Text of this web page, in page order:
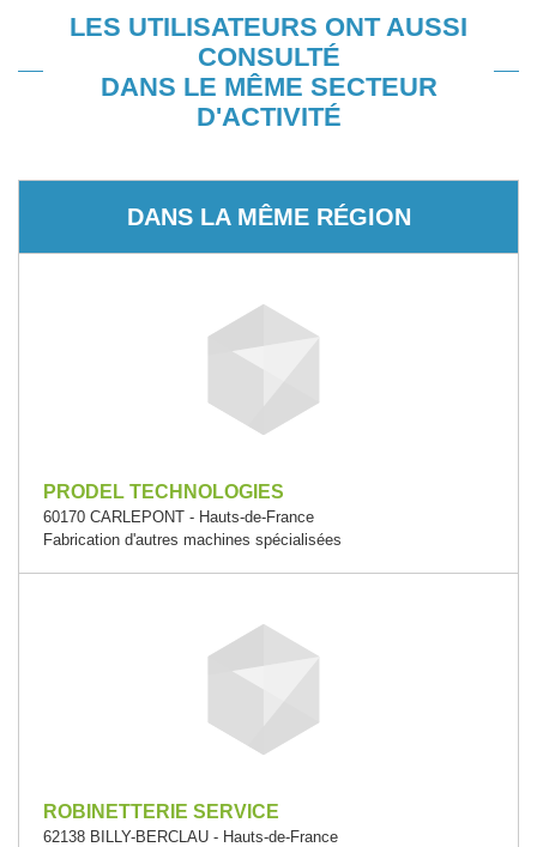
LES UTILISATEURS ONT AUSSI
CONSULTÉ
DANS LE MÊME SECTEUR
D'ACTIVITÉ
DANS LA MÊME RÉGION
PRODEL TECHNOLOGIES
60170 CARLEPONT - Hauts-de-France
Fabrication d'autres machines spécialisées
ROBINETTERIE SERVICE
62138 BILLY-BERCLAU - Hauts-de-France